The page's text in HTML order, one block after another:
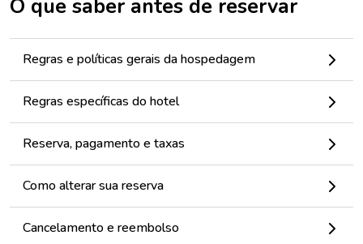
O que saber antes de reservar
Regras e políticas gerais da hospedagem
Regras específicas do hotel
Reserva, pagamento e taxas
Como alterar sua reserva
Cancelamento e reembolso